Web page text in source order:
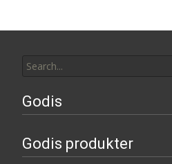
for:
Godis
Godis produkter